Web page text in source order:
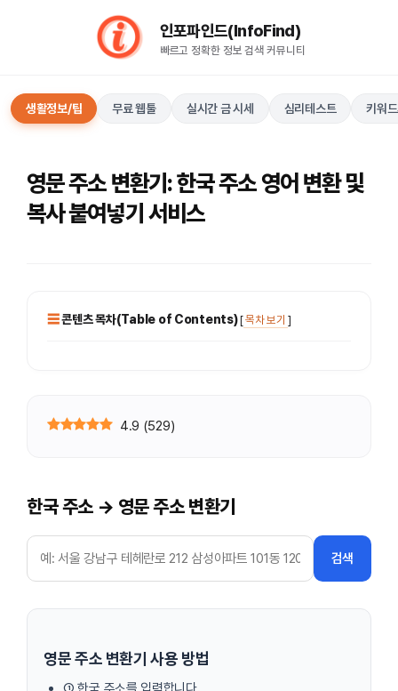
인포파인드(InfoFind)​​​​
빠르고 정확한 정보 검색 커뮤니티
생활정보/팁 무료 웹툴 실시간 금 시세 심리테스트 키워
영문 주소 변환기: 한국 주소 영어 변환 및
복사 붙여넣기 서비스
콘텐츠 목차(Table of Contents)[목차 보기 ]
4.9 (529)
한국 주소 → 영문 주소 변환기
검색
영문 주소 변환기 사용 방법